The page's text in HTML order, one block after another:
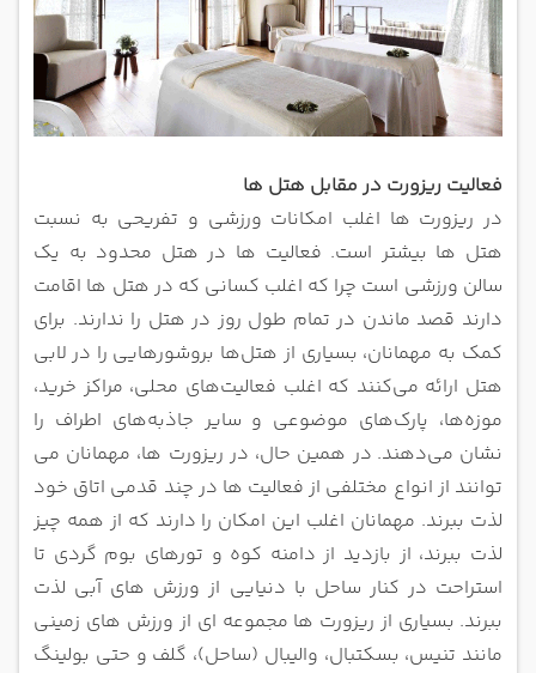
فعالیت ریزورت در مقابل هتل ها
در ریزورت ها اغلب امکانات ورزشی و تفریحی به نسبت
هتل ها بیشتر است. فعالیت ها در هتل محدود به یک
سالن ورزشی است چرا که اغلب کسانی که در هتل ها اقامت
دارند قصد ماندن در تمام طول روز در هتل را ندارند. برای
کمک به مهمانان، بسیاری از هتل‌ها بروشورهایی را در لابی
هتل ارائه می‌کنند که اغلب فعالیت‌های محلی، مراکز خرید،
موزه‌ها، پارک‌های موضوعی و سایر جاذبه‌های اطراف را
نشان می‌دهند. در همین حال، در ریزورت ها، مهمانان می
توانند از انواع مختلفی از فعالیت ها در چند قدمی اتاق خود
لذت ببرند. مهمانان اغلب این امکان را دارند که از همه چیز
لذت ببرند، از بازدید از دامنه کوه و تورهای بوم گردی تا
استراحت در کنار ساحل با دنیایی از ورزش های آبی لذت
ببرند. بسیاری از ریزورت ها مجموعه ای از ورزش های زمینی
مانند تنیس، بسکتبال، والیبال (ساحل)، گلف و حتی بولینگ